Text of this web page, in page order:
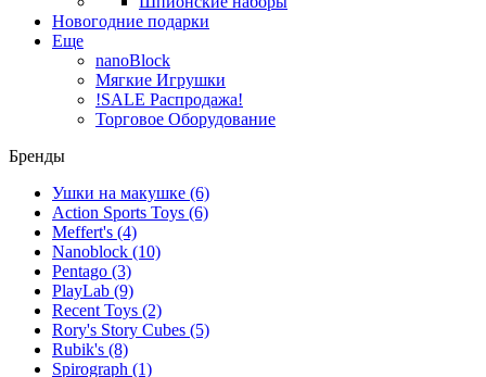
Новогодние подарки
Еще
nanoBlock
Мягкие Игрушки
!SALE Распродажа!
Торговое Оборудование
Бренды
Ушки на макушке (6)
Action Sports Toys (6)
Meffert's (4)
Nanoblock (10)
Pentago (3)
PlayLab (9)
Recent Toys (2)
Rory's Story Cubes (5)
Rubik's (8)
Spirograph (1)